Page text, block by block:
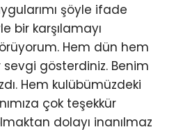
şöyle ifade
bir karşılamayı
Hem dün hem
gösterdiniz. Benim
Hem kulübümüzdeki
çok teşekkür
dolayı inanılmaz